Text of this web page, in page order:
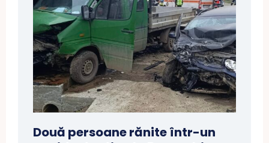
Două persoane rănite într-un